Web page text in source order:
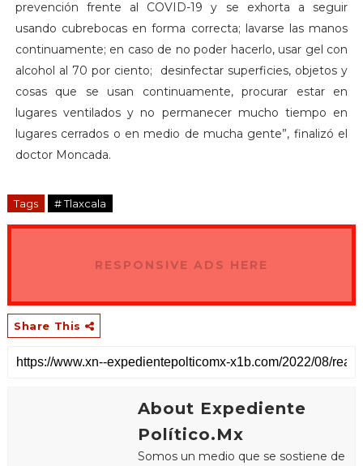
prevención frente al COVID-19 y se exhorta a seguir
usando cubrebocas en forma correcta; lavarse las manos
continuamente; en caso de no poder hacerlo, usar gel con
alcohol al 70 por ciento; desinfectar superficies, objetos y
cosas que se usan continuamente, procurar estar en
lugares ventilados y no permanecer mucho tiempo en
lugares cerrados o en medio de mucha gente”, finalizó el
doctor Moncada.
Tags # Tlaxcala
RESPONSIVE ADS HERE
Share This
About Expediente
Político.Mx
Somos un medio que se sostiene de